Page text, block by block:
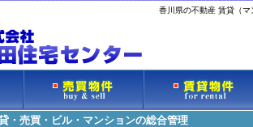
香川県の不動産 賃貸（
・売買・ビル・マンションの総合管理